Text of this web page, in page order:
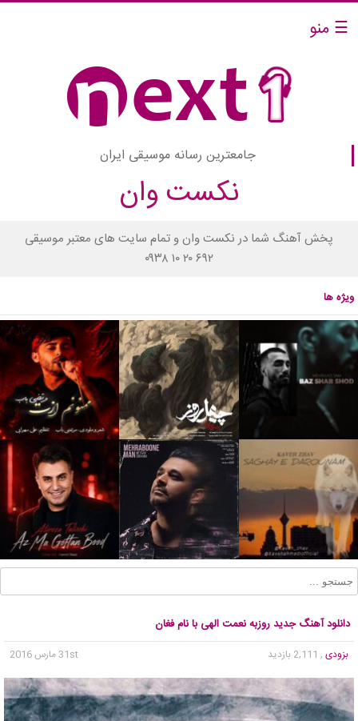
☰ منو
جامعترین رسانه موسیقی ایران
نکست وان
پخش آهنگ شما در نکست وان و تمام سایت های معتبر موسیقی
۰۹۳۸ ۱۰ ۲۰ ۶۹۲
ویژه ها
دانلود آهنگ جدید روزبه نعمت الهی با نام فغان
بزودی , 2,111 بازدید 31st مارس 2016